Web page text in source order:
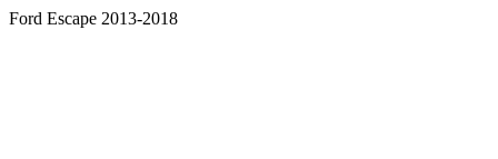
Ford Escape 2013-2018